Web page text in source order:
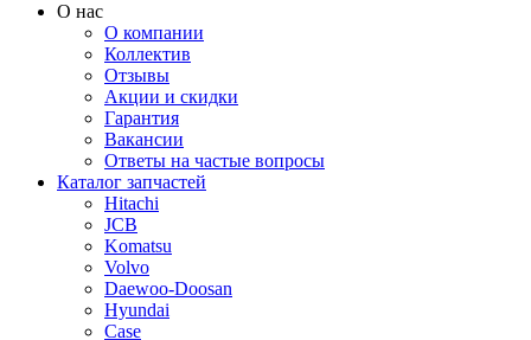
О нас
О компании
Коллектив
Отзывы
Акции и скидки
Гарантия
Вакансии
Ответы на частые вопросы
Каталог запчастей
Hitachi
JCB
Komatsu
Volvo
Daewoo-Doosan
Hyundai
Case